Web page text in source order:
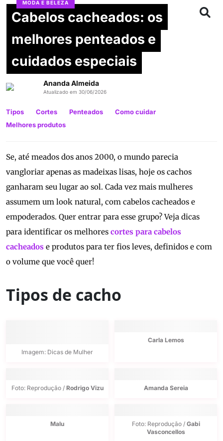
MODA E BELEZA
Cabelos cacheados: os
melhores penteados e
cuidados especiais
Ananda Almeida
Atualizado em 30/06/2026
Tipos Cortes Penteados
Como cuidar
Melhores produtos
Se, até meados dos anos 2000, o mundo parecia
vangloriar apenas as madeixas lisas, hoje os cachos
ganharam seu lugar ao sol. Cada vez mais mulheres
assumem um look natural, com cabelos cacheados e
empoderados. Quer entrar para esse grupo? Veja dicas
para identificar os melhores cortes para cabelos
cacheados e produtos para ter fios leves, definidos e com
o volume que você quer!
Tipos de cacho
Imagem: Dicas de Mulher
Carla Lemos
Foto: Reprodução / Rodrigo Vizu Amanda Sereia
Malu Foto: Reprodução / Gabi
Vasconcellos